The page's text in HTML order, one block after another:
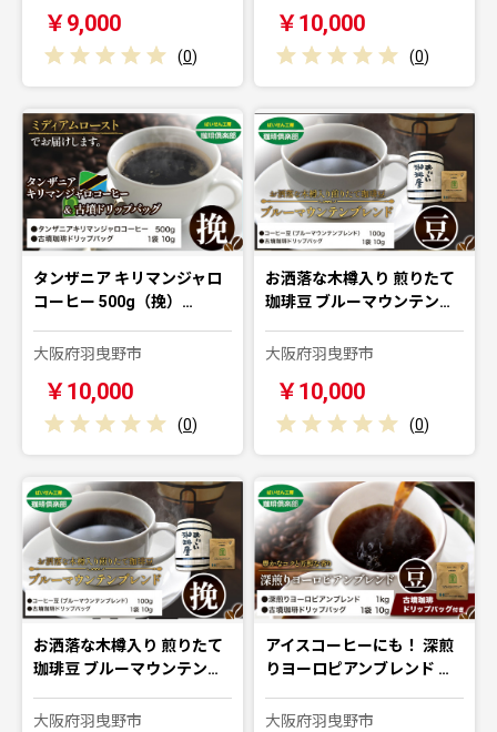
￥9,000
(0)
￥10,000
(0)
タンザニア キリマンジャロ
コーヒー 500g（挽）…
大阪府羽曳野市
￥10,000
(0)
お洒落な木樽入り 煎りたて
珈琲豆 ブルーマウンテン…
大阪府羽曳野市
￥10,000
(0)
お洒落な木樽入り 煎りたて
珈琲豆 ブルーマウンテン…
大阪府羽曳野市
アイスコーヒーにも！ 深煎
りヨーロピアンブレンド …
大阪府羽曳野市